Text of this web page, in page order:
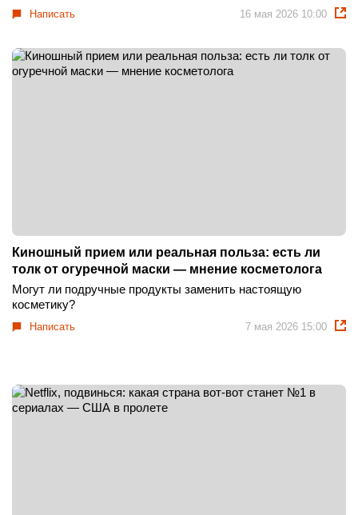
Написать 16 мая 2026 10:00
Киношный прием или реальная польза: есть ли
толк от огуречной маски — мнение косметолога
Могут ли подручные продукты заменить настоящую
косметику?
Написать 7 мая 2026 15:00